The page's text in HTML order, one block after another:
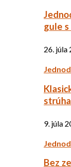
gule
26. júla
9. júla
Bez